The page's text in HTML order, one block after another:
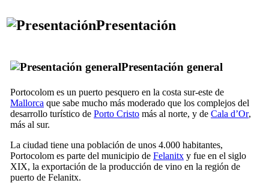
Presentación
Presentación general
Portocolom es un puerto pesquero en la costa sur-este de
Mallorca que sabe mucho más moderado que los complejos del
desarrollo turístico de Porto Cristo más al norte, y de Cala d’Or,
más al sur.
La ciudad tiene una población de unos 4.000 habitantes,
Portocolom es parte del municipio de Felanitx y fue en el siglo
XIX, la exportación de la producción de vino en la región de
puerto de Felanitx.